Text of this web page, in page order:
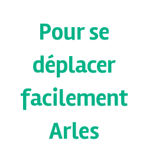
Pour se
déplacer
facilement
Arles